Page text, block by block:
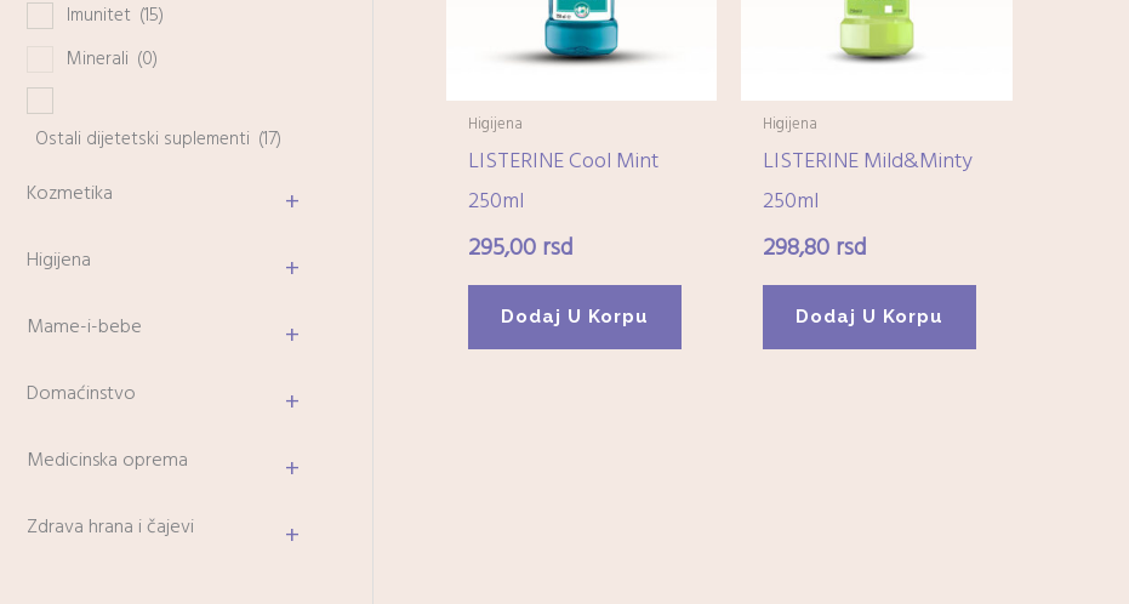
Imunitet (15)
Minerali (0)
Ostali dijetetski suplementi (17)
Kozmetika +
Higijena +
Mame-i-bebe +
Domaćinstvo +
Medicinska oprema +
Zdrava hrana i čajevi +
Higijena
LISTERINE Cool Mint
250ml
295,00rsd
Dodaj U Korpu
Higijena
LISTERINE Mild&Minty
250ml
298,80rsd
Dodaj U Korpu